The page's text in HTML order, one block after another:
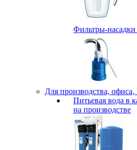
Фильтры-насадки
Для производства, офиса,
Питьевая вода в
на производстве